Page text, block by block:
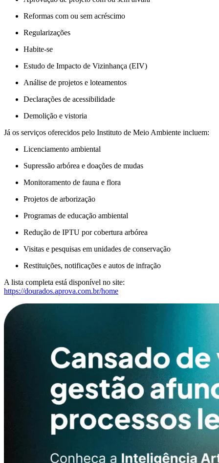
Reformas com ou sem acréscimo
Regularizações
Habite-se
Estudo de Impacto de Vizinhança (EIV)
Análise de projetos e loteamentos
Declarações de acessibilidade
Demolição e vistoria
Já os serviços oferecidos pelo Instituto de Meio Ambiente incluem:
Licenciamento ambiental
Supressão arbórea e doações de mudas
Monitoramento de fauna e flora
Projetos de arborização
Programas de educação ambiental
Redução de IPTU por cobertura arbórea
Visitas e pesquisas em unidades de conservação
Restituições, notificações e autos de infração
A lista completa está disponível no site:
https://dourados.aprova.com.br/home